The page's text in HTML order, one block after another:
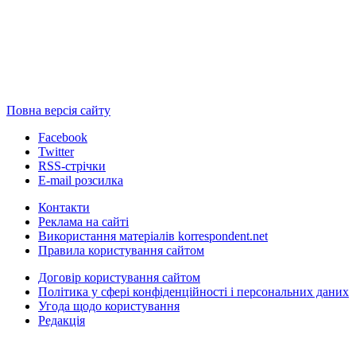
Повна версія сайту
Facebook
Twitter
RSS-стрічки
E-mail розсилка
Контакти
Реклама на сайті
Використання матеріалів korrespondent.net
Правила користування сайтом
Договір користування сайтом
Політика у сфері конфіденційності і персональних даних
Угода щодо користування
Редакція